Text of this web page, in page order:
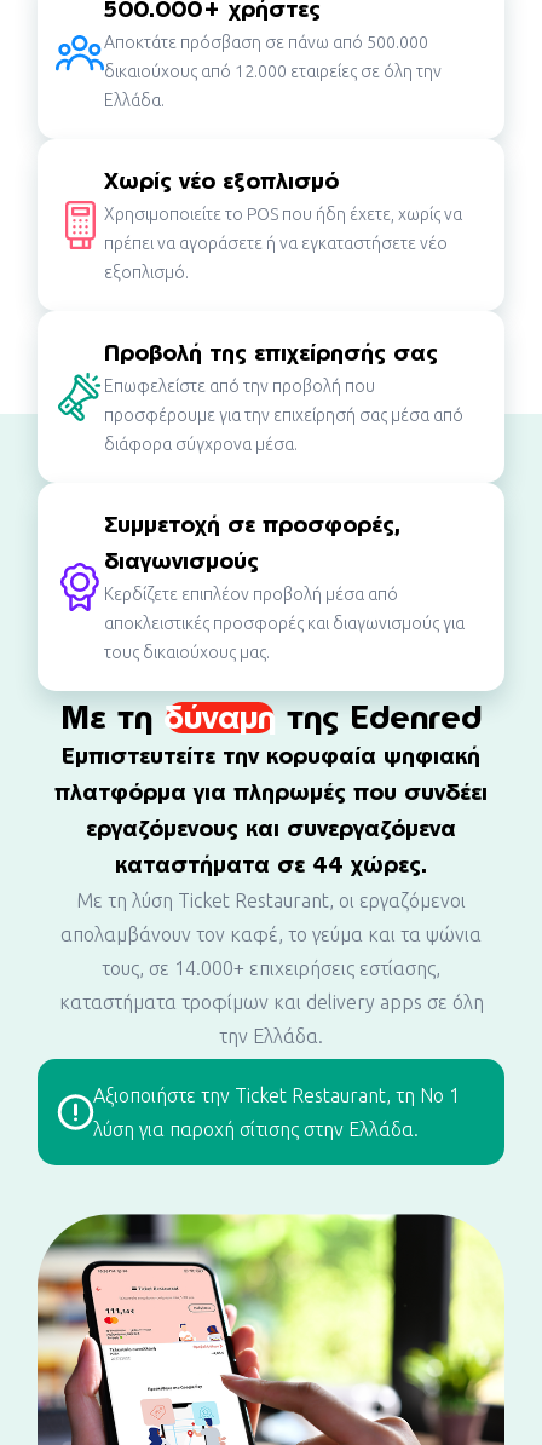
500.000+ χρήστες
Αποκτάτε πρόσβαση σε πάνω από 500.000
δικαιούχους από 12.000 εταιρείες σε όλη την
Ελλάδα.
Χωρίς νέο εξοπλισμό
Χρησιμοποιείτε το POS που ήδη έχετε, χωρίς να
πρέπει να αγοράσετε ή να εγκαταστήσετε νέο
εξοπλισμό.
Προβολή της επιχείρησής σας
Επωφελείστε από την προβολή που
προσφέρουμε για την επιχείρησή σας μέσα από
διάφορα σύγχρονα μέσα.
Συμμετοχή σε προσφορές,
διαγωνισμούς
Κερδίζετε επιπλέον προβολή μέσα από
αποκλειστικές προσφορές και διαγωνισμούς για
τους δικαιούχους μας.
Με τη δύναμη της Edenred
Εμπιστευτείτε την κορυφαία ψηφιακή
πλατφόρμα για πληρωμές που συνδέει
εργαζόμενους και συνεργαζόμενα
καταστήματα σε 44 χώρες.
Με τη λύση Ticket Restaurant, οι εργαζόμενοι
απολαμβάνουν τον καφέ, το γεύμα και τα ψώνια
τους, σε 14.000+ επιχειρήσεις εστίασης,
καταστήματα τροφίμων και delivery apps σε όλη
την Ελλάδα.
Αξιοποιήστε την Ticket Restaurant, τη Νο 1
λύση για παροχή σίτισης στην Ελλάδα.